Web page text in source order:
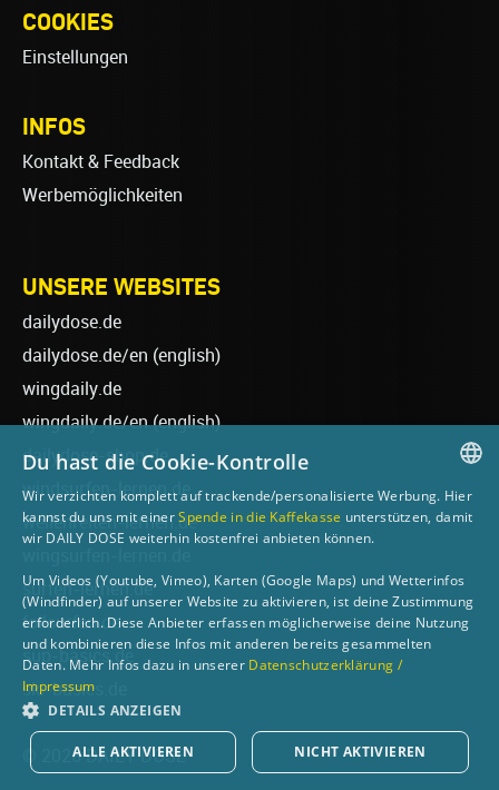
COOKIES
Einstellungen
INFOS
Kontakt & Feedback
Werbemöglichkeiten
UNSERE WEBSITES
dailydose.de
dailydose.de/en (english)
wingdaily.de
wingdaily.de/en(english)
dailydose-shop.de
windsurfen-lernen.de
wellenreiten-lernen.de
surfen-lernen.de
foilsurfen.de
sup-basics.de
ski-basics.de
© 2026 DAILY DOSE
GERMAN
Du hast die Cookie-Kontrolle
Wir verzichten komplett auf trackende/personalisierte Werbung. Hier
kannst du uns mit einerSpende in die Kaffekasse unterstützen, damit
wir DAILY DOSE weiterhin kostenfrei anbieten können.
Um Videos (Youtube, Vimeo), Karten (Google Maps) und Wetterinfos
(Windfinder) auf unserer Website zu aktivieren, ist deine Zustimmung
erforderlich. Diese Anbieter erfassen möglicherweise deine Nutzung
und kombinieren diese Infos mit anderen bereits gesammelten
Daten. Mehr Infos dazu in unserer Datenschutzerklärung /
Impressum
DETAILS ANZEIGEN
ALLE AKTIVIEREN NICHT AKTIVIEREN